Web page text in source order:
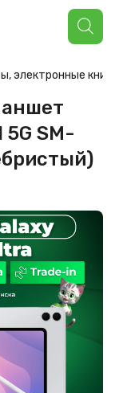
Поиск
товаров
электронные книги
5G SM-